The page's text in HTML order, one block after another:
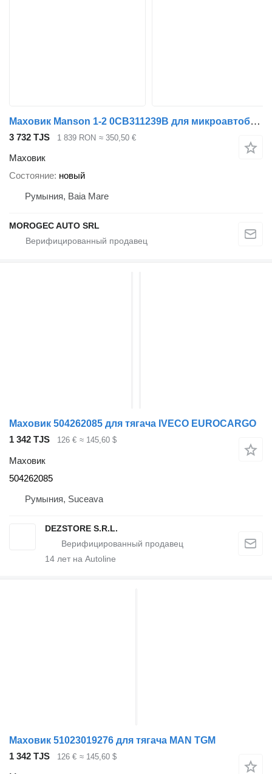
Маховик Manson 1-2 0CB311239B для микроавтобуса
3 732 TJS 1 839 RON ≈ 350,50 €
Маховик
Состояние новый
Румыния, Baia Mare
MOROGEC AUTO SRL
Маховик 504262085 для тягача IVECO EUROCARGO
1 342 TJS
126 € ≈ 145,60 $
Маховик
504262085
Румыния, Suceava
DEZSTORE S.R.L.
14 лет на Autoline
Маховик 51023019276 для тягача MAN TGM
1 342 TJS
126 € ≈ 145,60 $